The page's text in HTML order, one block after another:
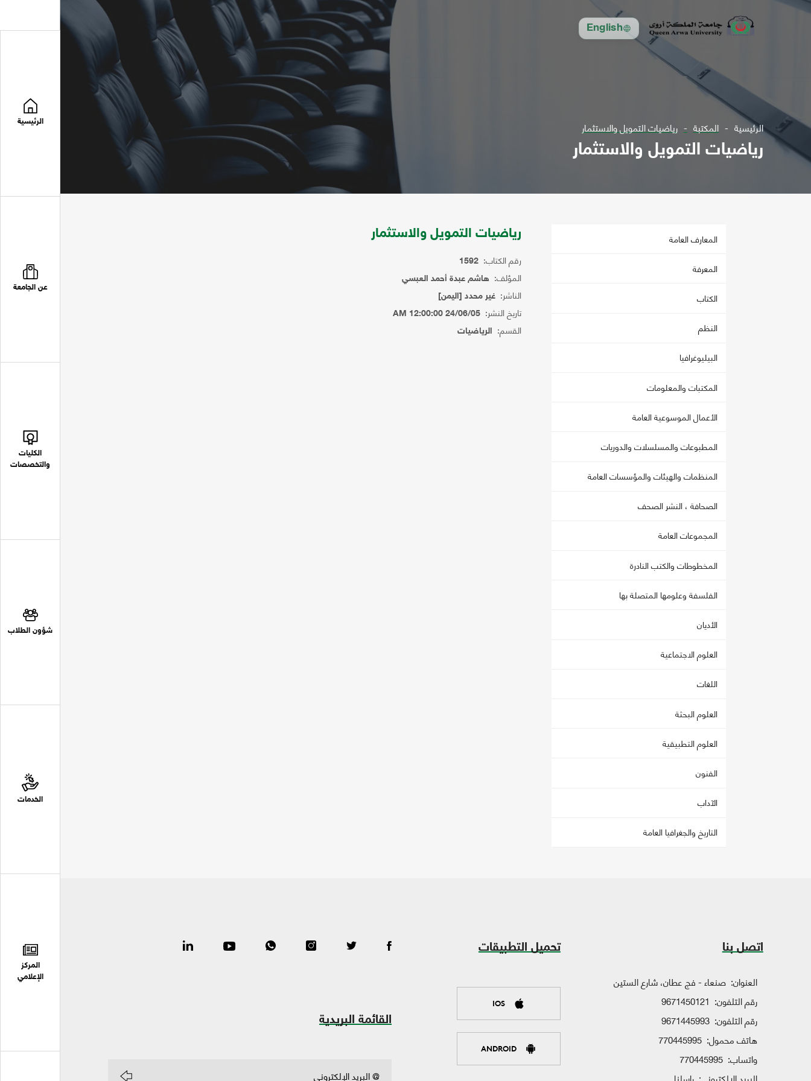
English
الرئيسية
عن الجامعة
الكليات
والتخصصات
شؤون الطلاب
الخدمات
المركز
الإعلامي
الرئيسية المكتبة رياضيات التمويل والاستثمار
رياضيات التمويل والاستثمار
المعارف العامة
المعرفة
الكتاب
النظم
البيليوغرافيا
المكتبات والمعلومات
الأعمال الموسوعية العامة
المطبوعات والمسلسلات والدوريات
المنظمات والهيئات والمؤسسات العامة
الصحافة ، النشر الصحف
المجموعات العامة
المخطوطات والكتب النادرة
الفلسفة وعلومها المتصلة بها
الأديان
العلوم الاجتماعية
اللغات
العلوم البحثة
العلوم التطبيقية
الفنون
الآداب
التاريخ والجغرافيا العامة
رياضيات التمويل والاستثمار
رقم الكتاب: 1592
المؤلف: هاشم عبدة أحمد العبسي
الناشر: غير محدد [اليمن]
تاريخ النشر: 24/06/05 12:00:00 AM
القسم: الرياضيات
اتصل بنا
العنوان: صنعاء - فج عطان، شارع الستين
رقم التلفون: 9671450121
رقم التلفون: 9671445993
هاتف محمول: 770445995
واتساب: 770445995
تحميل التطبيقات
IOS
ANDROID
القائمة البريدية